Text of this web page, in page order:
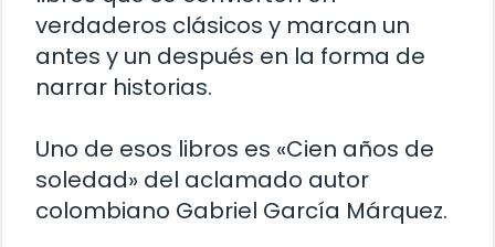
verdaderos clásicos y marcan un
antes y un después en la forma de
narrar historias.
Uno de esos libros es «Cien años de
soledad» del aclamado autor
colombiano Gabriel García Márquez.